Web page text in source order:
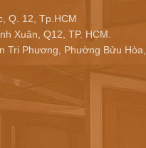
Q. 12, Tp.HCM
Xuân, Q12, TP. HCM.
Tri Phương, Phường Bửu Hòa,